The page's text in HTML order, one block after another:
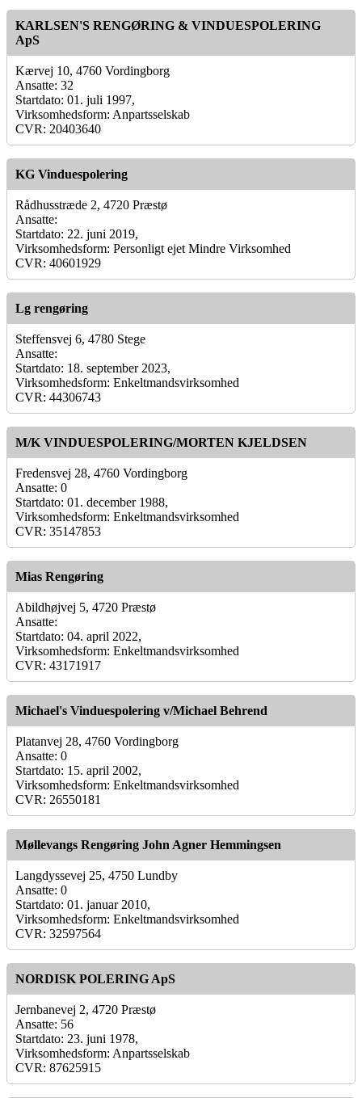
KARLSEN'S RENGØRING & VINDUESPOLERING
ApS
Kærvej 10, 4760 Vordingborg
Ansatte: 32
Startdato: 01. juli 1997,
Virksomhedsform: Anpartsselskab
CVR: 20403640
KG Vinduespolering
Rådhusstræde 2, 4720 Præstø
Ansatte:
Startdato: 22. juni 2019,
Virksomhedsform: Personligt ejet Mindre Virksomhed
CVR: 40601929
Lg rengøring
Steffensvej 6, 4780 Stege
Ansatte:
Startdato: 18. september 2023,
Virksomhedsform: Enkeltmandsvirksomhed
CVR: 44306743
M/K VINDUESPOLERING/MORTEN KJELDSEN
Fredensvej 28, 4760 Vordingborg
Ansatte: 0
Startdato: 01. december 1988,
Virksomhedsform: Enkeltmandsvirksomhed
CVR: 35147853
Mias Rengøring
Abildhøjvej 5, 4720 Præstø
Ansatte:
Startdato: 04. april 2022,
Virksomhedsform: Enkeltmandsvirksomhed
CVR: 43171917
Michael's Vinduespolering v/Michael Behrend
Platanvej 28, 4760 Vordingborg
Ansatte: 0
Startdato: 15. april 2002,
Virksomhedsform: Enkeltmandsvirksomhed
CVR: 26550181
Møllevangs Rengøring John Agner Hemmingsen
Langdyssevej 25, 4750 Lundby
Ansatte: 0
Startdato: 01. januar 2010,
Virksomhedsform: Enkeltmandsvirksomhed
CVR: 32597564
NORDISK POLERING ApS
Jernbanevej 2, 4720 Præstø
Ansatte: 56
Startdato: 23. juni 1978,
Virksomhedsform: Anpartsselskab
CVR: 87625915